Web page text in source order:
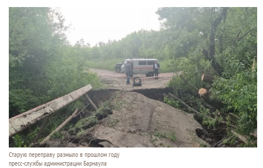
Старую переправу размыло в прошлом году
пресс-службы администрации Барнаула